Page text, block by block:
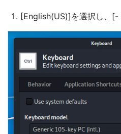
[English(US)]を選択し、[-